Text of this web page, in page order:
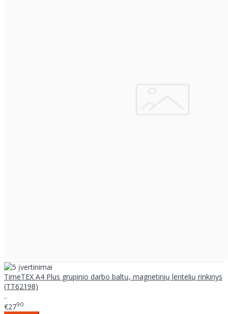
TimeTEX A4 Plus grupinio darbo baltų, magnetinių lentelių rinkinys
(TT62198)
..
€2790